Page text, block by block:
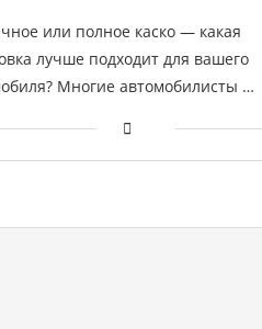
или полное каско — какая
лучше подходит для вашего
Многие автомобилисты …